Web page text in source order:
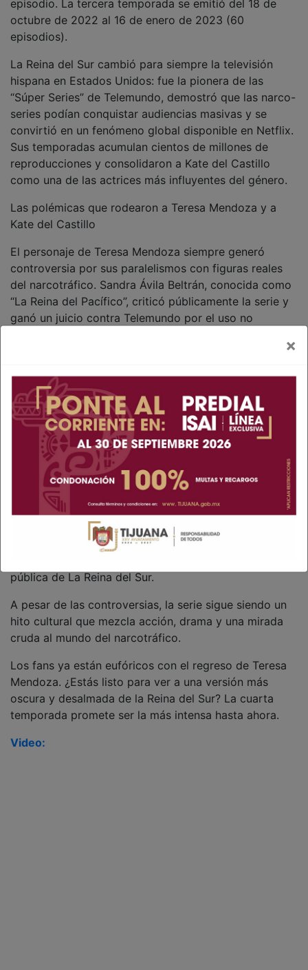
×
episodio. La tercera temporada se emitió del 18 de
octubre de 2022 al 16 de enero de 2023 (60
episodios).
La Reina del Sur cambió para siempre la televisión
hispana en Estados Unidos: fue la pionera de las
“Súper Series” de Telemundo, demostró que las narco-
series podían conquistar audiencias masivas y se
convirtió en un fenómeno global disponible en Netflix.
Sus temporadas acumulan cientos de millones de
reproducciones y consolidaron a Kate del Castillo
como una de las actrices más influyentes del género.
Las polémicas que rodearon a Teresa Mendoza y a
Kate del Castillo
El personaje de Teresa Mendoza siempre generó
controversia por sus paralelismos con figuras reales
del narcotráfico. Sandra Ávila Beltrán, conocida como
“La Reina del Pacífico”, criticó públicamente la serie y
ganó un juicio contra Telemundo por el uso no
justo antes del anuncio de la cuarta temporada.
Además, Kate del Castillo enfrentó sus propios
escándalos relacionados con el rol. En 2015-2016, su
intento de entrevistar a Joaquín “El Chapo” Guzmán (a
través de Sean Penn) generó una investigación en
México, acusaciones de colaboración y una fuerte
tormenta mediática que la obligó a exiliarse
temporalmente. La actriz siempre defendió su
independencia artística y su derecho a explorar
personajes complejos, pero el episodio marcó un
pública de La Reina del Sur.
A pesar de las controversias, la serie sigue siendo un
hito cultural que mezcla acción, drama y una mirada
cruda al mundo del narcotráfico.
Los fans ya están eufóricos con el regreso de Teresa
Mendoza. ¿Estás listo para ver a una versión más
oscura y desalmada de la Reina del Sur? La cuarta
temporada promete ser la más intensa hasta ahora.
Video: